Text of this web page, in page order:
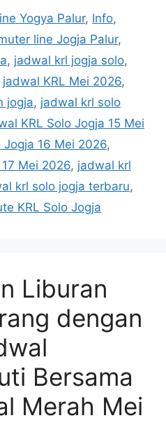
Yogya Palur, Info,
line Jogja Palur,
, jadwal krl jogja solo,
jadwal KRL Mei 2026,
jogja, jadwal krl solo
KRL Solo Jogja 15 Mei
Jogja 16 Mei 2026,
Mei 2026, jadwal krl
krl solo jogja terbaru,
KRL Solo Jogja
Liburan
dengan
Bersama
Merah Mei